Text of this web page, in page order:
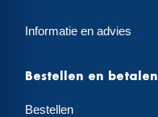
Informatie en advies
Bestellen en betalen
Bestellen